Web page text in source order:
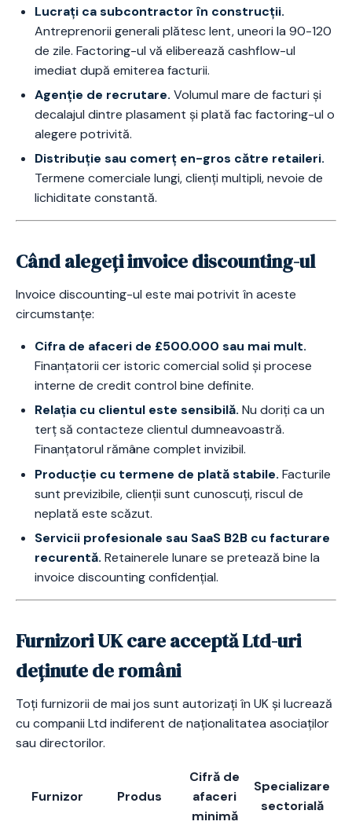
Lucrați ca subcontractor în construcții.
Antreprenorii generali plătesc lent, uneori la 90-120
de zile. Factoring-ul vă eliberează cashflow-ul
imediat după emiterea facturii.
Agenție de recrutare. Volumul mare de facturi și
decalajul dintre plasament și plată fac factoring-ul o
alegere potrivită.
Distribuție sau comerț en-gros către retaileri.
Termene comerciale lungi, clienți multipli, nevoie de
lichiditate constantă.
Când alegeți invoice discounting-ul
Invoice discounting-ul este mai potrivit în aceste
circumstanțe:
Cifra de afaceri de £500.000 sau mai mult.
Finanțatorii cer istoric comercial solid și procese
interne de credit control bine definite.
Relația cu clientul este sensibilă. Nu doriți ca un
terț să contacteze clientul dumneavoastră.
Finanțatorul rămâne complet invizibil.
Producție cu termene de plată stabile. Facturile
sunt previzibile, clienții sunt cunoscuți, riscul de
neplată este scăzut.
Servicii profesionale sau SaaS B2B cu facturare
recurentă. Retainerele lunare se pretează bine la
invoice discounting confidențial.
Furnizori UK care acceptă Ltd-uri
deținute de români
Toți furnizorii de mai jos sunt autorizați în UK și lucrează
cu companii Ltd indiferent de naționalitatea asociaților
sau directorilor.
Furnizor Produs
Cifră de
afaceri
minimă
Specializare
sectorială